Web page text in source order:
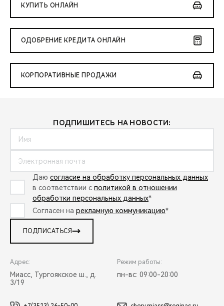
КУПИТЬ ОНЛАЙН
ОДОБРЕНИЕ КРЕДИТА ОНЛАЙН
КОРПОРАТИВНЫЕ ПРОДАЖИ
ПОДПИШИТЕСЬ НА НОВОСТИ:
Даю согласие на обработку персональных данных
в соответствии с политикой в отношении
обработки персональных данных*
Согласен на рекламную коммуникацию*
ПОДПИСАТЬСЯ
Адрес:
Миасс, Тургоякское ш., д.
3/19
Режим работы:
пн-вс: 09:00-20:00